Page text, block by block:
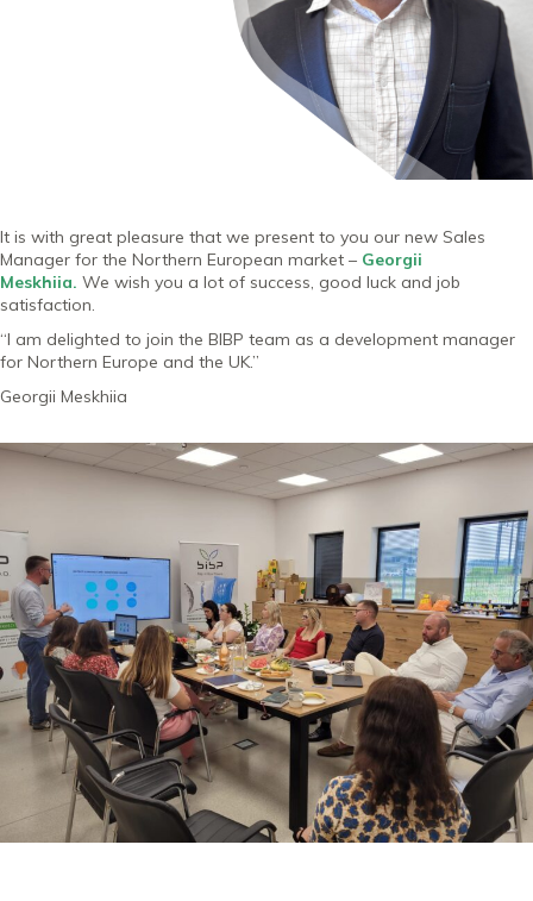
It is with great pleasure that we present to you our new Sales
Manager for the Northern European market – Georgii
Meskhiia. We wish you a lot of success, good luck and job
satisfaction.
“I am delighted to join the BIBP team as a development manager
for Northern Europe and the UK.”
Georgii Meskhiia